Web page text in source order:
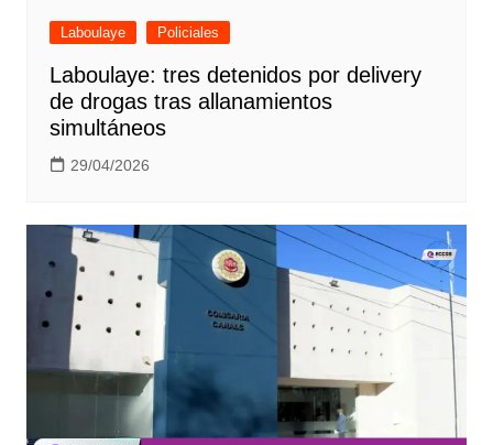
Laboulaye Policiales
Laboulaye: tres detenidos por delivery
de drogas tras allanamientos
simultáneos
29/04/2026